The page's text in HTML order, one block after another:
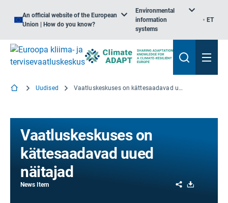
An official website of the European
Union | How do you know?
Environmental
information
systems
ET
Uudised Vaatluskeskuses on kättesaadavad uued näitajad
Vaatluskeskuses on
kättesaadavad uued
näitajad
News Item Share